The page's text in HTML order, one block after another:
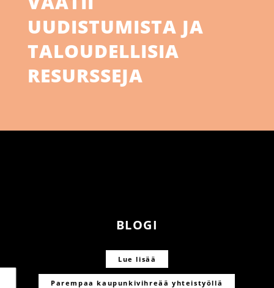
UUDISTUMISTA JA
TALOUDELLISIA
RESURSSEJA
BLOGI
Lue lisää
Parempaa kaupunkivihreää yhteistyöllä